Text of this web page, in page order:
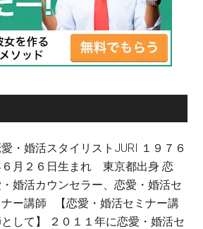
・婚活スタイリストJURI １９７６
月２６日生まれ 東京都出身 恋
婚活カウンセラー、恋愛・婚活セ
ナー講師 【恋愛・婚活セミナー講
して】 ２０１１年に恋愛・婚活セ